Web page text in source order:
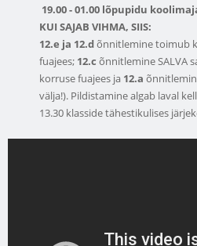
19.00 - 01.00 lõpupidu
KUI SAJAB VIHMA, SIIS:
12.e ja 12.dõnnitlemine toimub
fuajees; 12.c õnnitlemine SALVA
korruse fuajees ja 12.a
välja!). Pildistamine algab laval
13.30 klasside tähestikulises